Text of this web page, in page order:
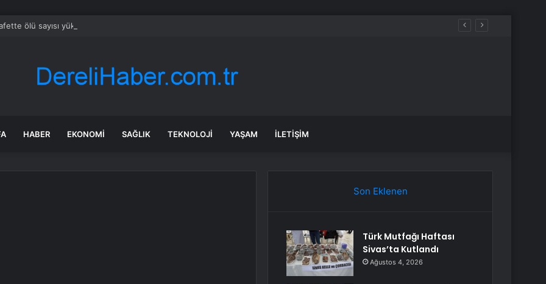
ölü sayısı yükseldi, okullar tatil edildi
HABER EKONOMI SAĞLIK TEKNOLOJI YAŞAM İLETIŞIM
Son Eklenen
Türk Mutfağı Haftası
Sivas’ta Kutlandı
Ağustos 4, 2026